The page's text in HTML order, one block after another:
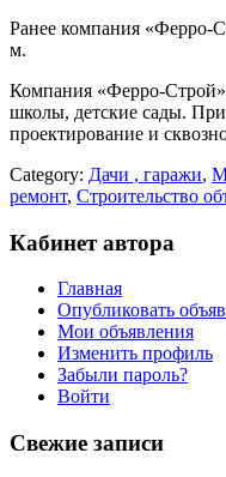
Ранее компания «Ферро-
м.
Компания «Ферро-Строй»
школы, детские сады.
проектирование и
Category: Дачи , гаражи,
ремонт, Строительство
Кабинет автора
Главная
Опубликовать
Мои объявления
Изменить профиль
Забыли пароль?
Войти
Свежие записи